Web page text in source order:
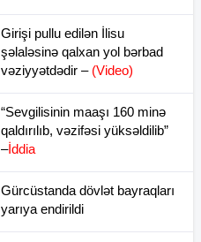
Girişi pullu edilən İlisu
şəlaləsinə qalxan yol bərbad
vəziyyətdədir –(Video)
“Sevgilisinin maaşı 160 minə
qaldırılıb, vəzifəsi yüksəldilib”
–İddia
Gürcüstanda dövlət bayraqları
yarıya endirildi